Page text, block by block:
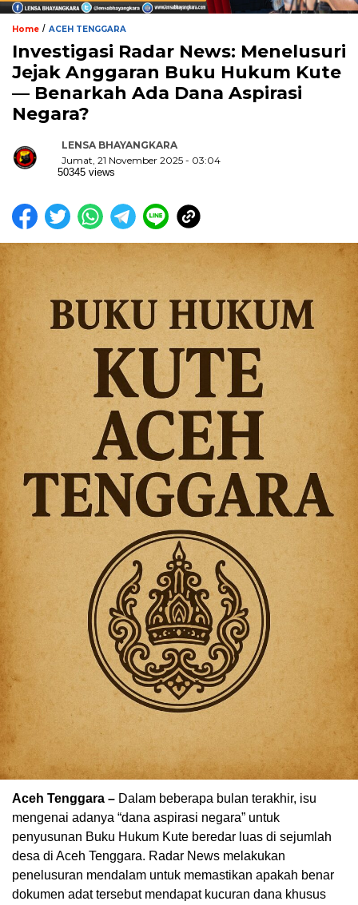
Home / ACEH TENGGARA
Investigasi Radar News: Menelusuri
Jejak Anggaran Buku Hukum Kute
— Benarkah Ada Dana Aspirasi
Negara?
LENSA BHAYANGKARA
Jumat, 21 November 2025 - 03:04
50345 views
Aceh Tenggara – Dalam beberapa bulan terakhir, isu
mengenai adanya “dana aspirasi negara” untuk
penyusunan Buku Hukum Kute beredar luas di sejumlah
desa di Aceh Tenggara. Radar News melakukan
penelusuran mendalam untuk memastikan apakah benar
dokumen adat tersebut mendapat kucuran dana khusus